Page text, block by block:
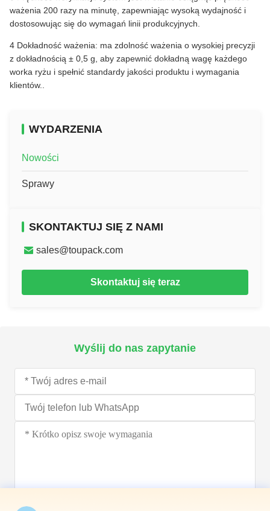
ważenia 200 razy na minutę, zapewniając wysoką wydajność i
dostosowując się do wymagań linii produkcyjnych.
4 Dokładność ważenia: ma zdolność ważenia o wysokiej precyzji
z dokładnością ± 0,5 g, aby zapewnić dokładną wagę każdego
worka ryżu i spełnić standardy jakości produktu i wymagania
klientów..
WYDARZENIA
Nowości
Sprawy
SKONTAKTUJ SIĘ Z NAMI
sales@toupack.com
Skontaktuj się teraz
Wyślij do nas zapytanie